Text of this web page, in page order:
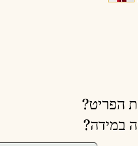
הפריט?
במידה?